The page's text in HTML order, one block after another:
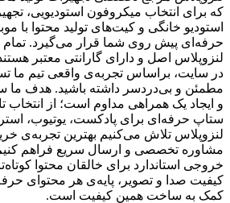
که برای انتخاب میکروفون استودیویی،
استودیو خانگی و کیت‌های تولید محتوا با
حرفه‌ای پیش روی شما قرار می‌گیرد. تمام
لنزوپلاس اصل و دارای گارانتی معتبر
در سایت، براساس تجربه‌ی واقعی تیم ما
مطمئن و بی‌دردسر داشته باشید. هدف ما
و ایجاد یک همراهی مداوم است؛ از انتخاب
ستاپ حرفه‌ای برای پادکست، یوتیوب،
لنزوپلاس تلاش می‌کنیم بهترین تجربه‌ی
مشاوره تخصصی و ارسال سریع فراهم
خروجی استاندارد برای خالقان محتوا
کیفیت صدا و تصویر، پایه‌ی هر محتوای
کمک به ساخت همین کیفیت است.